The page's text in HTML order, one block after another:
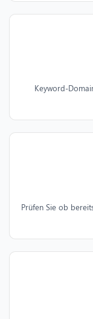
Keyword-
Prüfen Sie ob